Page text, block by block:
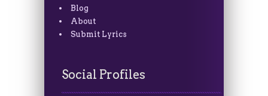
Blog
About
Submit Lyrics
Social Profiles